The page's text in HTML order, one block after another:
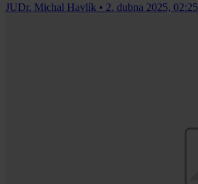
JUDr. Michal Havlík • 2. dubna 2025, 02:25